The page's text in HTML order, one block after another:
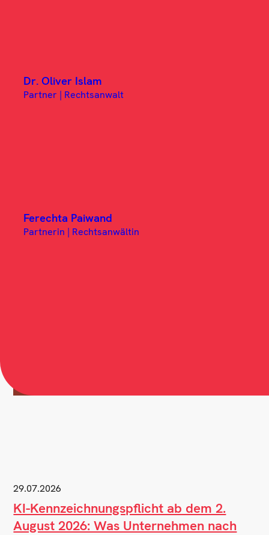
Dr. Oliver Islam
Partner | Rechtsanwalt
Ferechta Paiwand
Partnerin | Rechtsanwältin
29.07.2026
KI-Kennzeichnungspflicht ab dem 2.
August 2026: Was Unternehmen nach